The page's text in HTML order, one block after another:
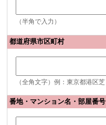
（半角で入力）
都道府県市区町村
（全角文字）例：東京都港区芝
番地・マンション名・部屋番号